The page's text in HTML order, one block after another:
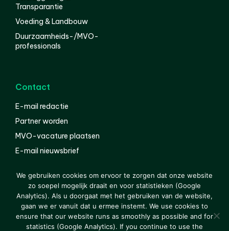
Transparantie
Voeding & Landbouw
Duurzaamheids-/MVO-
professionals
Contact
E-mail redactie
Partner worden
MVO-vacature plaatsen
E-mail nieuwsbrief
© 2000-2026 Van der Molen EIS Colofon
Disclaimer
Privacy
We gebruiken cookies om ervoor te zorgen dat onze website
zo soepel mogelijk draait en voor statistieken (Google
Analytics). Als u doorgaat met het gebruiken van de website,
gaan we er vanuit dat u ermee instemt. We use cookies to
ensure that our website runs as smoothly as possible and for
statistics (Google Analytics). If you continue to use the